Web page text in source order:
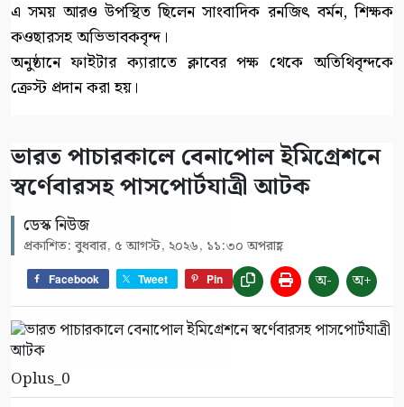
এ সময় আরও উপস্থিত ছিলেন সাংবাদিক রনজিৎ বর্মন, শিক্ষক
কওছারসহ অভিভাবকবৃন্দ।
অনুষ্ঠানে ফাইটার ক্যারাতে ক্লাবের পক্ষ থেকে অতিথিবৃন্দকে
ক্রেস্ট প্রদান করা হয়।
ভারত পাচারকালে বেনাপোল ইমিগ্রেশনে
স্বর্ণেবারসহ পাসপোর্টযাত্রী আটক
ডেস্ক নিউজ
প্রকাশিত: বুধবার, ৫ আগস্ট, ২০২৬, ১১:৩০ অপরাহ্ণ
Facebook Tweet Pin অ- অ+
Oplus_0